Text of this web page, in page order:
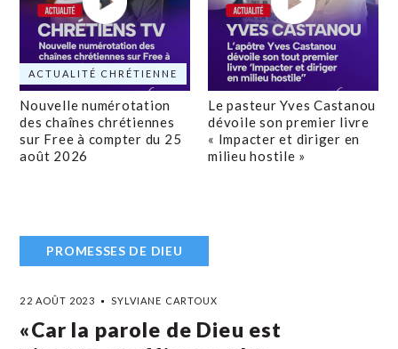
ACTUALITÉ CHRÉTIENNE
Nouvelle numérotation
des chaînes chrétiennes
sur Free à compter du 25
août 2026
Le pasteur Yves Castanou
dévoile son premier livre
« Impacter et diriger en
milieu hostile »
PROMESSES DE DIEU
22 AOÛT 2023 SYLVIANE CARTOUX
«Car la parole de Dieu est